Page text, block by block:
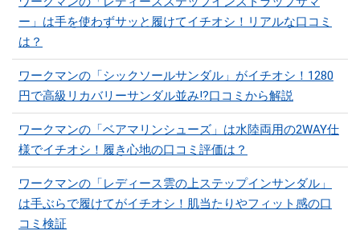
ー」は手を使わずサッと履けてイチオシ！リアルな口コミ
は？
ワークマンの「シックソールサンダル」がイチオシ！1280
円で高級リカバリーサンダル並み!?口コミから解説
ワークマンの「ベアマリンシューズ」は水陸両用の2WAY仕
様でイチオシ！履き心地の口コミ評価は？
ワークマンの「レディース雲の上ステップインサンダル」
は手ぶらで履けてがイチオシ！肌当たりやフィット感の口
コミ検証